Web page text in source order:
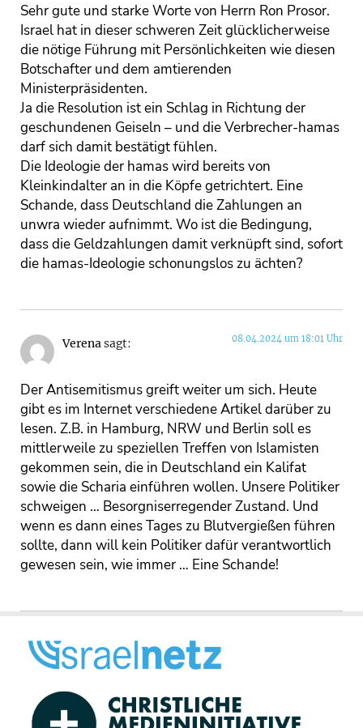
Sehr gute und starke Worte von Herrn Ron Prosor.
Israel hat in dieser schweren Zeit glücklicherweise
die nötige Führung mit Persönlichkeiten wie diesen
Botschafter und dem amtierenden
Ministerpräsidenten.
Ja die Resolution ist ein Schlag in Richtung der
geschundenen Geiseln – und die Verbrecher-hamas
darf sich damit bestätigt fühlen.
Die Ideologie der hamas wird bereits von
Kleinkindalter an in die Köpfe getrichtert. Eine
Schande, dass Deutschland die Zahlungen an
unwra wieder aufnimmt. Wo ist die Bedingung,
dass die Geldzahlungen damit verknüpft sind, sofort
die hamas-Ideologie schonungslos zu ächten?
Verenasagt: 08.04.2024 um 18:01 Uhr
Der Antisemitismus greift weiter um sich. Heute
gibt es im Internet verschiedene Artikel darüber zu
lesen. Z.B. in Hamburg, NRW und Berlin soll es
mittlerweile zu speziellen Treffen von Islamisten
gekommen sein, die in Deutschland ein Kalifat
sowie die Scharia einführen wollen. Unsere Politiker
schweigen … Besorgniserregender Zustand. Und
wenn es dann eines Tages zu Blutvergießen führen
sollte, dann will kein Politiker dafür verantwortlich
gewesen sein, wie immer … Eine Schande!